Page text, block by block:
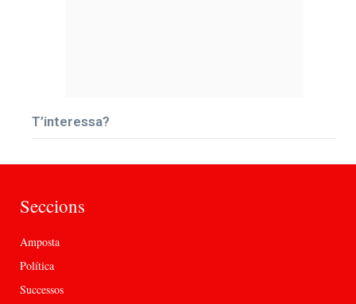
T’interessa?
Seccions
Amposta
Política
Successos